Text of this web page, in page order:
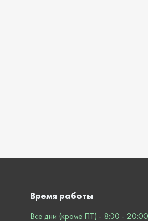
Время работы
Все дни (кроме ПТ) - 8:00 - 20:00